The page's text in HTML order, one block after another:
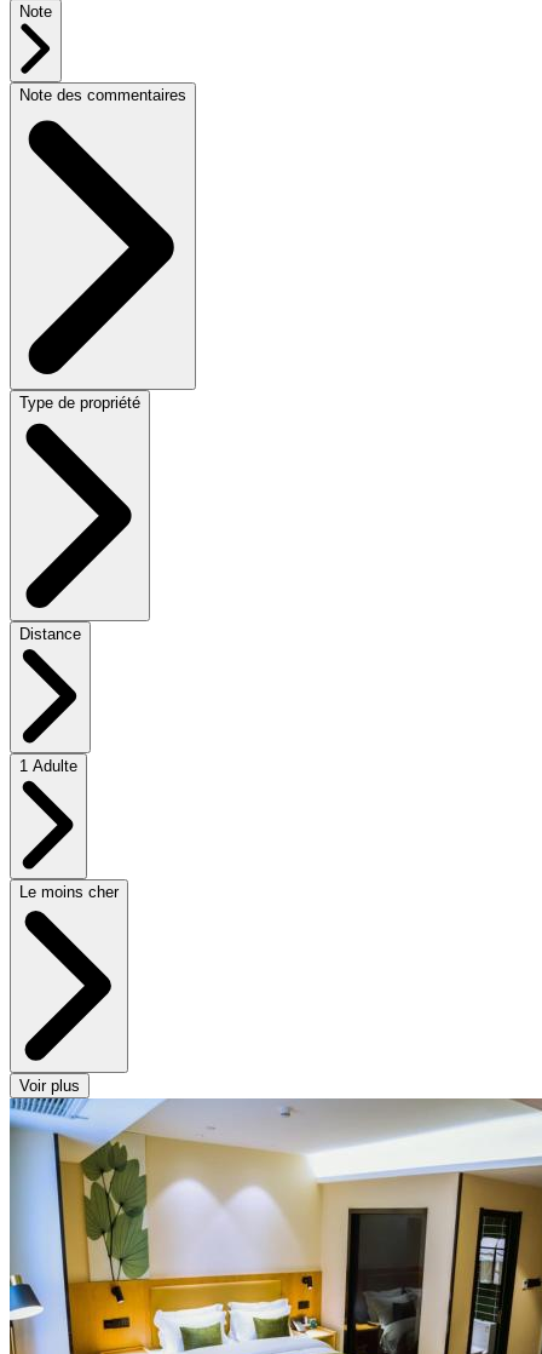
Note
Note des commentaires
Type de propriété
Distance
1 Adulte
Le moins cher
Voir plus